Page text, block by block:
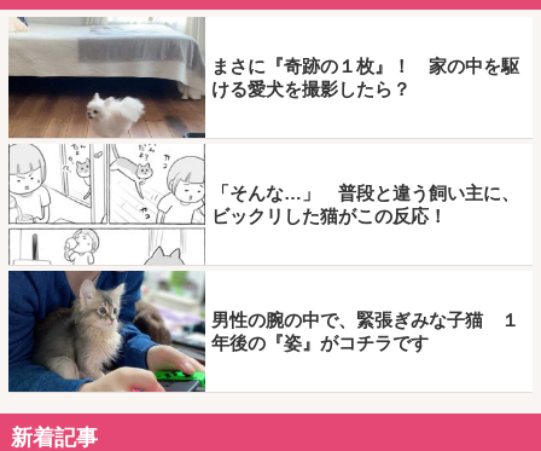
まさに『奇跡の１枚』！ 家の中を駆
ける愛犬を撮影したら？
「そんな…」 普段と違う飼い主に、
ビックリした猫がこの反応！
男性の腕の中で、緊張ぎみな子猫 １
年後の『姿』がコチラです
新着記事